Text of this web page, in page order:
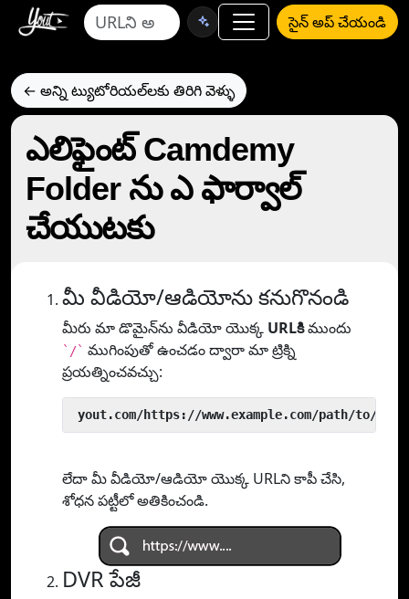
సైన్ అప్ చేయండి
← అన్ని ట్యుటోరియల్‌లకు తిరిగి వెళ్ళు
ఎలిఫైంట్ Camdemy
Folder ను ఎ ఫార్వాల్
చేయుటకు
మీ వీడియో/ఆడియోను కనుగొనండి
మీరు మా డొమైన్‌ను వీడియో యొక్క URLకిముందు
`/` ముగింపుతో ఉంచడం ద్వారా మా ట్రిక్ని
ప్రయత్నించవచ్చు:
yout.com/https://www.example.com/path/to/
లేదా మీ వీడియో/ఆడియో యొక్క URLని కాపీ చేసి,
శోధన పట్టీలో అతికించండి.
DVR పేజీ